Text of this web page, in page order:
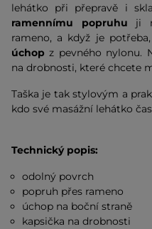
lehátko při přepravě i
ramennímu popruhu ji
rameno, a když je
úchop z pevného nylonu.
na drobnosti, které chcete
Taška je tak stylovým a
kdo své masážní lehátko
Technický popis:
odolný povrch
popruh přes rameno
úchop na boční straně
kapsička na drobnosti